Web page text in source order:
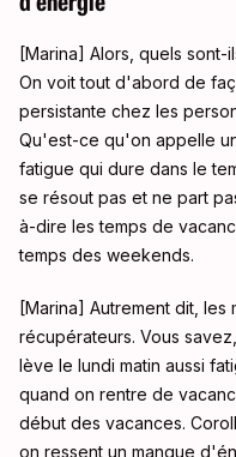
[Marina] Alors, quels sont-
On voit tout d'abord de
persistante chez les
Qu'est-ce qu'on appelle
fatigue qui dure dans le
se résout pas et ne part
à-dire les temps de
temps des weekends.
[Marina] Autrement dit,
récupérateurs. Vous
lève le lundi matin aussi
quand on rentre de
début des vacances.
on ressent un manque